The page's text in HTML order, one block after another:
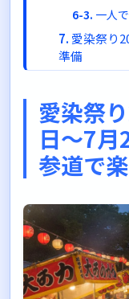
一人
愛染祭り
準備
ある
服装
愛染祭
ク
愛染
夜の
愛染祭り
屋台
愛染祭
日〜7月
参道で